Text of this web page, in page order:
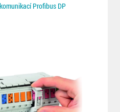
Profibus DP